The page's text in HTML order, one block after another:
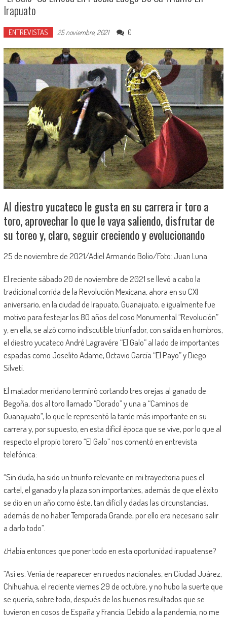
Irapuato
ENTREVISTAS 25 noviembre, 2021 0
Al diestro yucateco le gusta en su carrera ir toro a
toro, aprovechar lo que le vaya saliendo, disfrutar de
su toreo y, claro, seguir creciendo y evolucionando
25 de noviembre de 2021/Adiel Armando Bolio/Foto: Juan Luna
El reciente sábado 20 de noviembre de 2021 se llevó a cabo la
tradicional corrida de la Revolución Mexicana, ahora en su CXI
aniversario, en la ciudad de Irapuato, Guanajuato, e igualmente fue
motivo para festejar los 80 años del coso Monumental “Revolución”
y, en ella, se alzó como indiscutible triunfador, con salida en hombros,
el diestro yucateco André Lagravére “El Galo” al lado de importantes
espadas como Joselito Adame, Octavio García “El Payo” y Diego
Silveti.
El matador meridano terminó cortando tres orejas al ganado de
Begoña, dos al toro llamado “Dorado” y una a “Caminos de
Guanajuato”, lo que le representó la tarde más importante en su
carrera y, por supuesto, en esta difícil época que se vive, por lo que al
respecto el propio torero “El Galo” nos comentó en entrevista
telefónica:
“Sin duda, ha sido un triunfo relevante en mi trayectoria pues el
cartel, el ganado y la plaza son importantes, además de que el éxito
se dio en un año como éste, tan difícil y dadas las circunstancias,
además de no haber Temporada Grande, por ello era necesario salir
a darlo todo”.
¿Había entonces que poner todo en esta oportunidad irapuatense?
“Así es. Venía de reaparecer en ruedos nacionales, en Ciudad Juárez,
Chihuahua, el reciente viernes 29 de octubre, y no hubo la suerte que
se quería, sobre todo, después de los buenos resultados que se
tuvieron en cosos de España y Francia. Debido a la pandemia, no me